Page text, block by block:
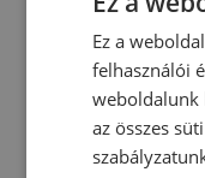
Ez a
felhasználói
weboldalunk
az összes